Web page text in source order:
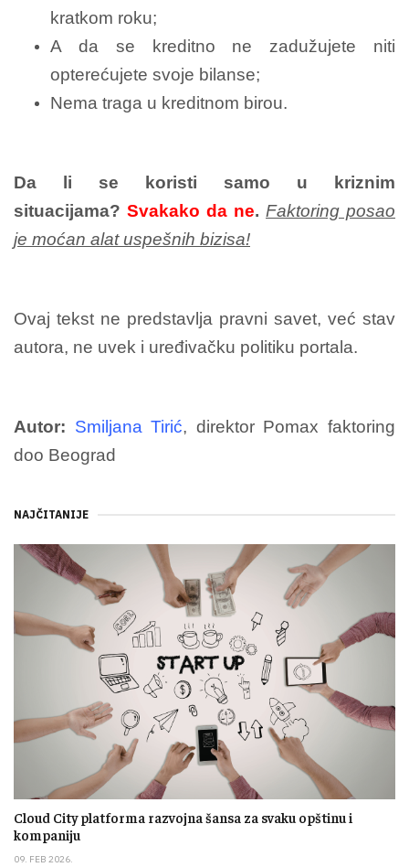
kratkom roku;
A da se kreditno ne zadužujete niti
opterećujete svoje bilanse;
Nema traga u kreditnom birou.
Da li se koristi samo u kriznim
situacijama? Svakako da ne. Faktoring posao
je moćan alat uspešnih bizisa!
Ovaj tekst ne predstavlja pravni savet, već stav
autora, ne uvek i uređivačku politiku portala.
Autor: Smiljana Tirić, direktor Pomax faktoring
doo Beograd
NAJČITANIJE
Cloud City platforma razvojna šansa za svaku opštinu i
kompaniju
09. FEB 2026.